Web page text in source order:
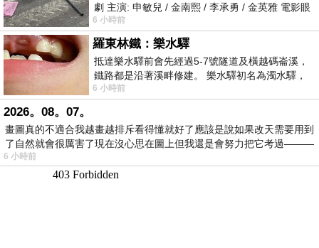
劇 主演: 申敏兒 / 金南熙 / 李承勇 / 金英雅 電影眼
眸2026描述攝影師徐珍因遺
6 小時前
羅東林鐵：樂水驛
抵達樂水驛前會先經過5-7號隧道及橫越碼崙溪，
鐵路都是沿著溪畔修建。 樂水驛初名為濁水驛，
但因與臺鐵集集線車站同名，於1953
6 小時前
2026。08。07。
畫圖真的不適合我越畫越排斥看得懂就好了應該是說如果改天需要用到
了自然就會很厲害了現在沒心思在圖上但我還是會努力把它考過———
6 小時前